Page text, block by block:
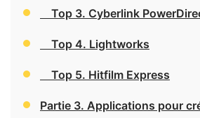
Top 3. Cyberlink
Top 4. Lightworks
Top 5. Hitfilm Express
Partie 3. Applications pour